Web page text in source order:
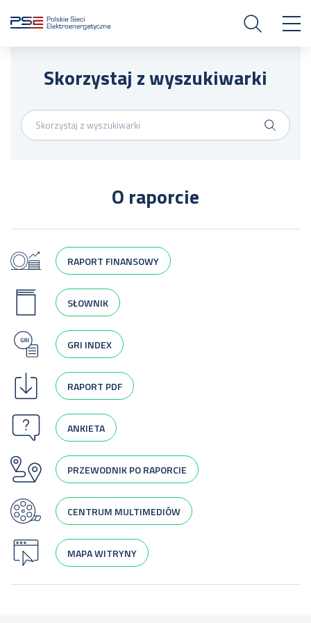
Skorzystaj z wyszukiwarki
O raporcie
RAPORT FINANSOWY
SŁOWNIK
GRI INDEX
RAPORT PDF
ANKIETA
PRZEWODNIK PO RAPORCIE
CENTRUM MULTIMEDIÓW
MAPA WITRYNY